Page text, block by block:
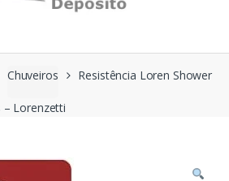
Chuveiros Resistência Loren Shower
Lorenzetti